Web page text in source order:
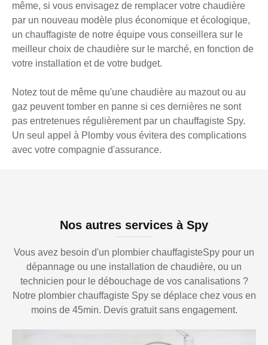
même, si vous envisagez de remplacer votre chaudière
par un nouveau modèle plus économique et écologique,
un chauffagiste de notre équipe vous conseillera sur le
meilleur choix de chaudière sur le marché, en fonction de
votre installation et de votre budget.
Notez tout de même qu'une chaudière au mazout ou au
gaz peuvent tomber en panne si ces dernières ne sont
pas entretenues régulièrement par un chauffagiste Spy.
Un seul appel à Plomby vous évitera des complications
avec votre compagnie d'assurance.
Nos autres services à Spy
Vous avez besoin d'un plombier chauffagisteSpy pour un
dépannage ou une installation de chaudière, ou un
technicien pour le débouchage de vos canalisations ?
Notre plombier chauffagiste Spy se déplace chez vous en
moins de 45min. Devis gratuit sans engagement.